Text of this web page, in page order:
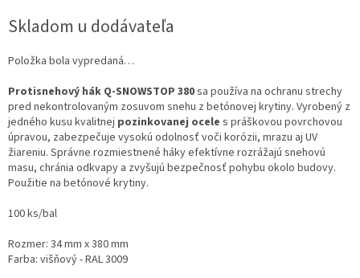
cena:
Skladom u dodávateľa
Položka bola vypredaná…
Protisnehový hák Q-SNOWSTOP 380sa používa na ochranu strechy
pred nekontrolovaným zosuvom snehu z betónovej krytiny. Vyrobený z
jedného kusu kvalitnej pozinkovanej ocele s práškovou povrchovou
úpravou, zabezpečuje vysokú odolnosť voči korózii, mrazu aj UV
žiareniu. Správne rozmiestnené háky efektívne rozrážajú snehovú
masu, chránia odkvapy a zvyšujú bezpečnosť pohybu okolo budovy.
Použitie na betónové krytiny.
100 ks/bal
Rozmer: 34 mm x 380 mm
Farba: višňový - RAL 3009